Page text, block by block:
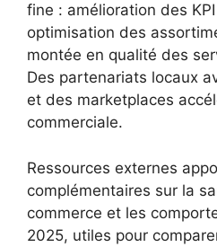
fine : amélioration des
optimisation des
montée en qualité des
Des partenariats locaux
et des marketplaces
commerciale.
Ressources externes
complémentaires sur la
commerce et les
2025, utiles pour